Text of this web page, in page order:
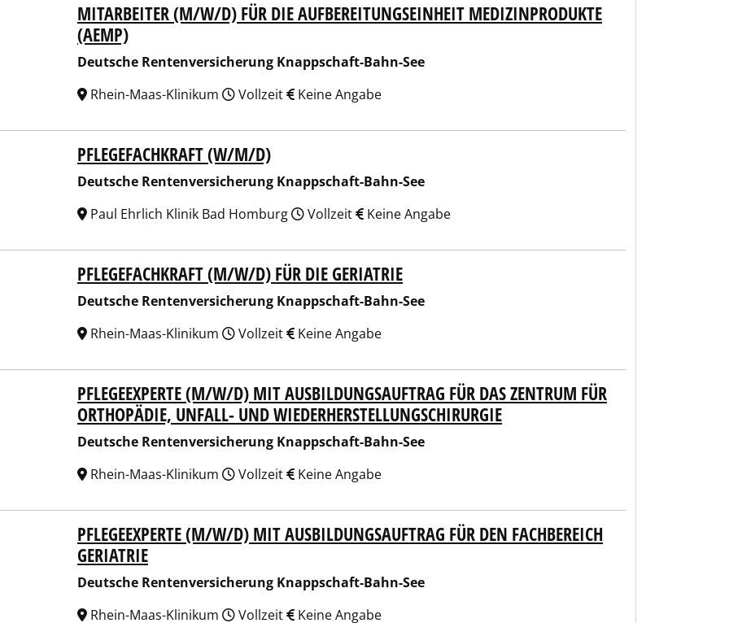
Rentenversicherung Knappschaft-Bahn-See
MITARBEITER (M/W/D) FÜR DIE AUFBEREITUNGSEINHEIT MEDIZINPRODUKTE
(AEMP)
Deutsche Rentenversicherung Knappschaft-Bahn-See
Rhein-Maas-Klinikum
Vollzeit Keine Angabe
Rentenversicherung Knappschaft-Bahn-See
PFLEGEFACHKRAFT (W/M/D)
Deutsche Rentenversicherung Knappschaft-Bahn-See
Paul Ehrlich Klinik Bad Homburg
Vollzeit Keine Angabe
Rentenversicherung Knappschaft-Bahn-See
PFLEGEFACHKRAFT (M/W/D) FÜR DIE GERIATRIE
Deutsche Rentenversicherung Knappschaft-Bahn-See
Rhein-Maas-Klinikum
Vollzeit Keine Angabe
Rentenversicherung Knappschaft-Bahn-See
PFLEGEEXPERTE (M/W/D) MIT AUSBILDUNGSAUFTRAG FÜR DAS ZENTRUM FÜR
ORTHOPÄDIE, UNFALL- UND WIEDERHERSTELLUNGSCHIRURGIE
Deutsche Rentenversicherung Knappschaft-Bahn-See
Rhein-Maas-Klinikum
Vollzeit Keine Angabe
Rentenversicherung Knappschaft-Bahn-See
PFLEGEEXPERTE (M/W/D) MIT AUSBILDUNGSAUFTRAG FÜR DEN FACHBEREICH
GERIATRIE
Deutsche Rentenversicherung Knappschaft-Bahn-See
Rhein-Maas-Klinikum
Vollzeit Keine Angabe